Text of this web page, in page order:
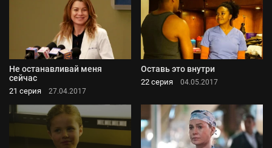
Не останавливай меня
сейчас
21 серия 27.04.2017
Оставь это внутри
22 серия 04.05.2017